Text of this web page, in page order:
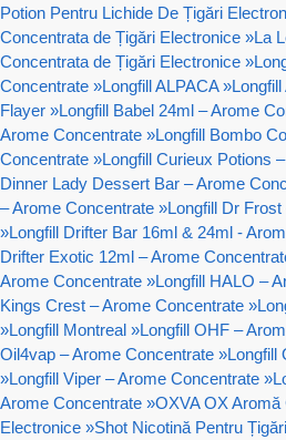
Potion Pentru Lichide De Țigări
Concentrata de Țigări Electronice »La
Concentrata de Țigări Electronice »
Concentrate »Longfill ALPACA »
Flayer »Longfill Babel 24ml – Arome
Arome Concentrate »Longfill Bombo
Concentrate »Longfill Curieux Potions
Dinner Lady Dessert Bar – Arome
– Arome Concentrate »Longfill Dr
»Longfill Drifter Bar 16ml & 24ml -
Drifter Exotic 12ml – Arome
Arome Concentrate »Longfill HALO –
Kings Crest – Arome Concentrate »
»Longfill Montreal »Longfill OHF –
Oil4vap – Arome Concentrate »Longfill
»Longfill Viper – Arome Concentrate »
Arome Concentrate »OXVA OX Aromă
Electronice »Shot Nicotină Pentru